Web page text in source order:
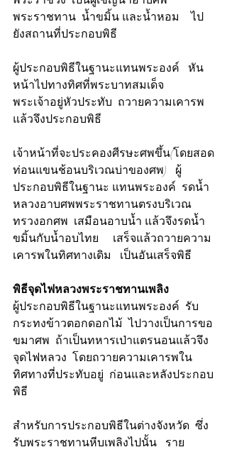
พระราชทาน  น้ำขมิ้น และน้ำหอม    ไป
ยังสถานที่ประกอบพิธี
ผู้ประกอบพิธีในฐานะแทนพระองค์   หัน
หน้าไปทางทิศที่พระบาทสมเด็จ
พระเจ้าอยู่หัวประทับ  ถวายความเคารพ
แล้วจึงประกอบพิธี
เจ้าหน้าที่จะประคองศีรษะศพขึ้น(โดยสอด
ท่อนแขนช้อนบริเวณบ่าของศพ)   ผู้
ประกอบพิธีในฐานะ แทนพระองค์  รดน้ำ
หลวงอาบศพพระราชทานตรงบริเวณ
ทรวงอกศพ  เสมือนอาบน้ำ แล้วจึงรดน้ำ
ขมิ้นกับน้ำอบไทย     เสร็จแล้วถวายความ
เคารพในทิศทางเดิม   เป็นอันเสร็จพิธี
พิธีจุดไฟหลวงพระราชทานเพลิง
ผู้ประกอบพิธีในฐานะแทนพระองค์  รับ
กระทงข้าวตอกดอกไม้  ไปวางเป็นการขอ
ขมาศพ  ถ้าเป็นทหารเป่าแตรนอนแล้วจึง
จุดไฟหลวง  โดยถวายความเคารพใน
ทิศทางที่ประทับอยู่  ก่อนและหลังประกอบ
พิธี
สำหรับการประกอบพิธีในต่างจังหวัด  ซึ่ง
รับพระราชทานหีบเพลิงไปนั้น   ราย